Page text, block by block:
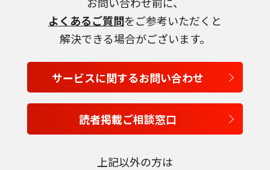
よくあるご質問をご参考いただくと
解決できる場合がございます。
サービスに関するお問い合わせ
読者掲載ご相談窓口
上記以外の方は